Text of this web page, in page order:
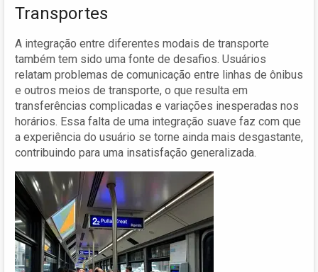
Transportes
A integração entre diferentes modais de transporte
também tem sido uma fonte de desafios. Usuários
relatam problemas de comunicação entre linhas de ônibus
e outros meios de transporte, o que resulta em
transferências complicadas e variações inesperadas nos
horários. Essa falta de uma integração suave faz com que
a experiência do usuário se torne ainda mais desgastante,
contribuindo para uma insatisfação generalizada.